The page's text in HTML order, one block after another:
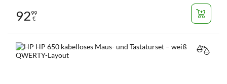
9299
€